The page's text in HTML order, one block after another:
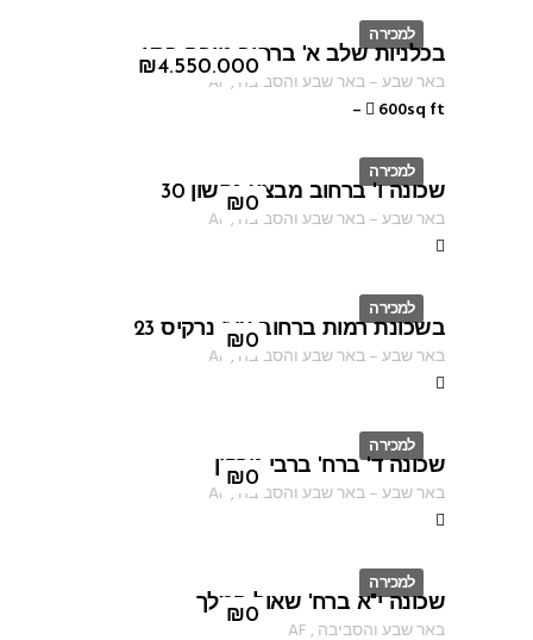
למכירה
ID
₪4.550.000
בכלניות שלב א' ברחוב טובה ברץ
באר שבע–באר שבע והסביבה ,
AF
600sq ft
–
למכירה
ID
₪0
שכונה ו' ברחוב מבצע נחשון 30
באר שבע–באר שבע והסביבה ,
AF
למכירה
ID
₪0
בשכונת רמות ברחוב עוזי נרקיס 23
באר שבע–באר שבע והסביבה ,
AF
למכירה
ID
₪0
שכונה ד' ברח' ברבי טרפון
באר שבע–באר שבע והסביבה ,
AF
למכירה
ID
₪0
שכונה י"א ברח' שאול המלך
באר שבע והסביבה ,
AF